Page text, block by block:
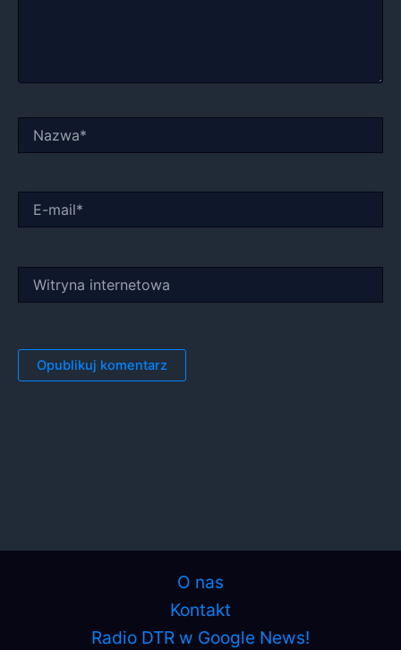
mail*
internetowa
O nas
Kontakt
Radio DTR w Google News!